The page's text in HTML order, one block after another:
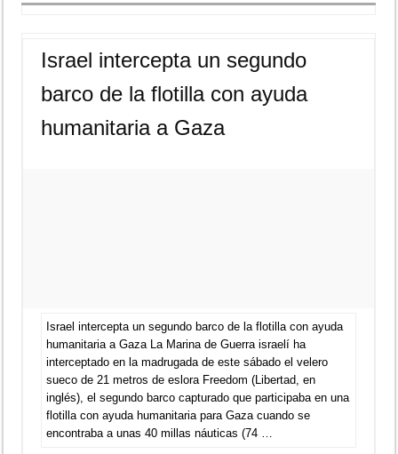
Israel intercepta un segundo
barco de la flotilla con ayuda
humanitaria a Gaza
Israel intercepta un segundo barco de la flotilla con ayuda
humanitaria a Gaza La Marina de Guerra israelí ha
interceptado en la madrugada de este sábado el velero
sueco de 21 metros de eslora Freedom (Libertad, en
inglés), el segundo barco capturado que participaba en una
flotilla con ayuda humanitaria para Gaza cuando se
encontraba a unas 40 millas náuticas (74 …